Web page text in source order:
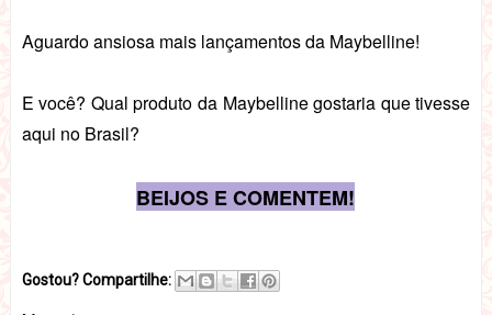
Aguardo ansiosa mais lançamentos da Maybelline!
E você? Qual produto da Maybelline gostaria que tivesse
aqui no Brasil?
BEIJOS E COMENTEM!
Gostou? Compartilhe: